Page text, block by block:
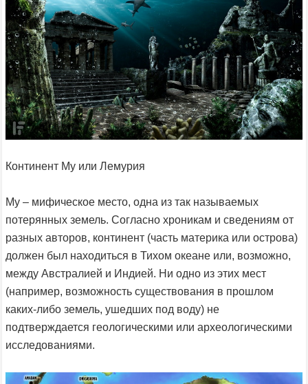
Континент Му или Лемурия
Му – мифическое место, одна из так называемых
потерянных земель. Согласно хроникам и сведениям от
разных авторов, континент (часть материка или острова)
должен был находиться в Тихом океане или, возможно,
между Австралией и Индией. Ни одно из этих мест
(например, возможность существования в прошлом
каких-либо земель, ушедших под воду) не
подтверждается геологическими или археологическими
исследованиями.